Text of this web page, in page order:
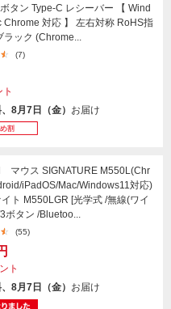
タン Type-C レシーバー 【 Wind
Chrome 対応 】 左右対称 RoHS指
ラック (Chrome...
(7)
8月7日（金） お届け
マウス SIGNATURE M550L(Chr
iPadOS/Mac/Windows11対応)
ト M550LGR [光学式 /無線(ワイ
ボタン /Bluetoo...
(55)
ト
8月7日（金） お届け